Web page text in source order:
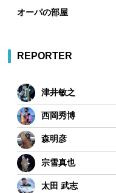
オーパの部屋
REPORTER
津井敏之
西岡秀博
森明彦
宗雪真也
太田 武志